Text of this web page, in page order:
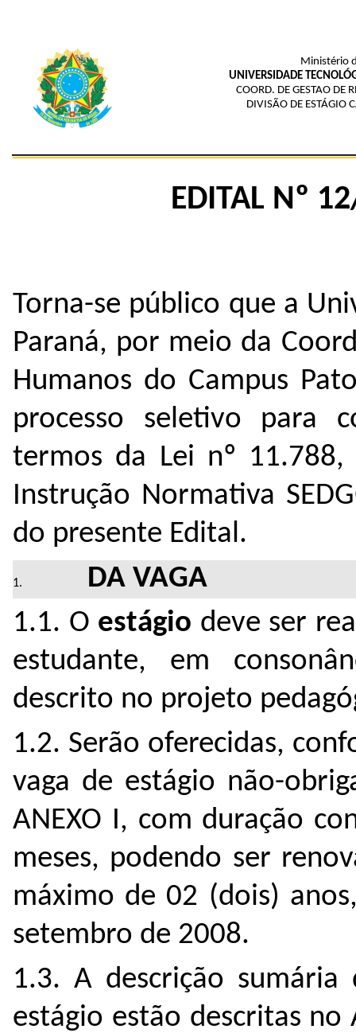
Ministério
UNIVERSIDADE
COORD. DE GESTAO DE
DIVISÃO DE ESTÁGIO
EDITAL Nº
Torna-se público que a
Paraná, por meio da
Humanos do Campus
processo seletivo para
termos da Lei nº
Instrução Normativa
do presente Edital.
DA VAGA
1.1. O estágio deve ser
estudante, em
descrito no projeto
1.2. Serão oferecidas,
vaga de estágio não-
ANEXO I, com duração
meses, podendo ser
máximo de 02 (dois)
setembro de 2008.
1.3. A descrição
estágio estão descritas no